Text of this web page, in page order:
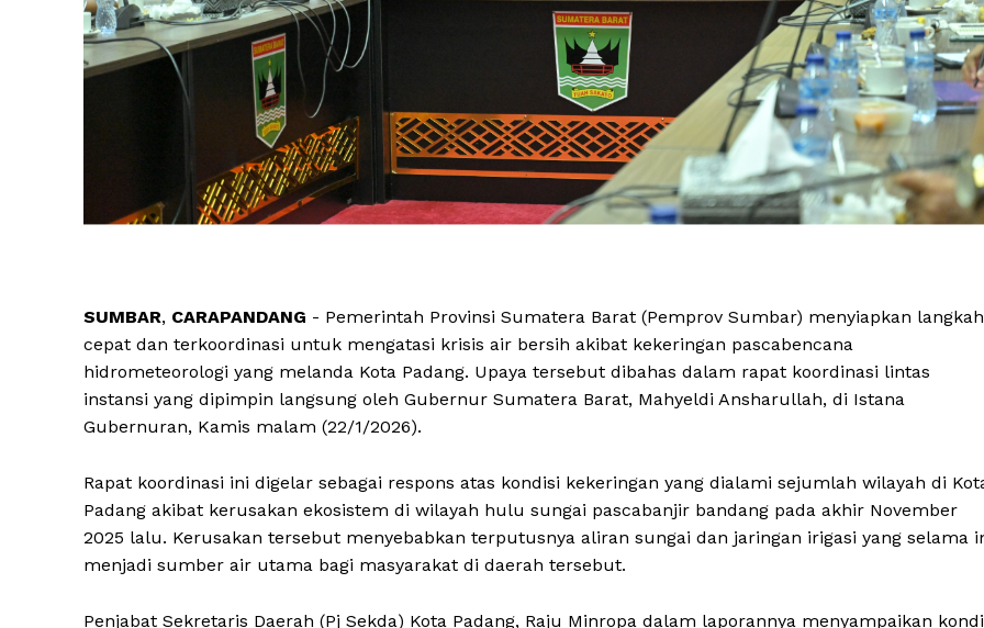
SUMBAR, CARAPANDANG - Pemerintah Provinsi Sumatera Barat (Pemprov Sumbar) menyiapkan langkah
cepat dan terkoordinasi untuk mengatasi krisis air bersih akibat kekeringan pascabencana
hidrometeorologi yang melanda Kota Padang. Upaya tersebut dibahas dalam rapat koordinasi lintas
instansi yang dipimpin langsung oleh Gubernur Sumatera Barat, Mahyeldi Ansharullah, di Istana
Gubernuran, Kamis malam (22/1/2026).
Rapat koordinasi ini digelar sebagai respons atas kondisi kekeringan yang dialami sejumlah wilayah di
Padang akibat kerusakan ekosistem di wilayah hulu sungai pascabanjir bandang pada akhir November
2025 lalu. Kerusakan tersebut menyebabkan terputusnya aliran sungai dan jaringan irigasi yang selama
menjadi sumber air utama bagi masyarakat di daerah tersebut.
Penjabat Sekretaris Daerah (Pj Sekda) Kota Padang, Raju Minropa dalam laporannya menyampaikan